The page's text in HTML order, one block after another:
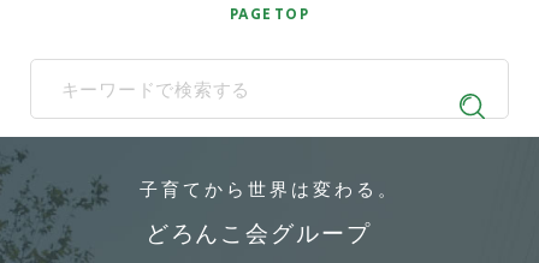
PAGE TOP
When autocomplete results are available use up and down
子育てから 世界は変わる。
どろんこ会グループ